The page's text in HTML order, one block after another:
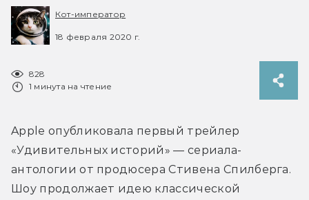
Кот-император
18 февраля 2020 г.
828
1 минута на чтение
Apple опубликовала первый трейлер
«Удивительных историй» — сериала-
антологии от продюсера Стивена Спилберга.
Шоу продолжает идею классической